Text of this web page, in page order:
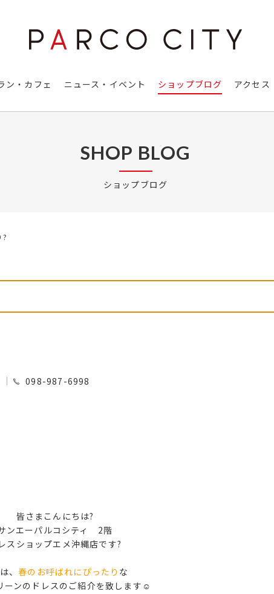
ン・カフェ ニュース・イベント ショップブログ アクセス
SHOP BLOG
ショップブログ
?
098-987-6998
皆さまこんにちは?
ンエーパルコシティ 2階
スショップエメ沖縄店です?
、 春のお呼ばれにぴったり な
ーンのドレスのご紹介を致します☺️